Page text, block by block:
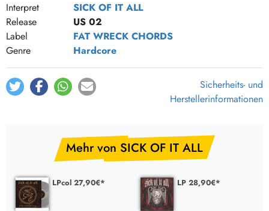
Interpret
SICK OF IT ALL
Release
US 02
Label
FAT WRECK CHORDS
Genre
Hardcore
Sicherheits- und
Herstellerinformationen
Mehr von SICK OF IT ALL
LPcol 27,90€* LP 28,90€*